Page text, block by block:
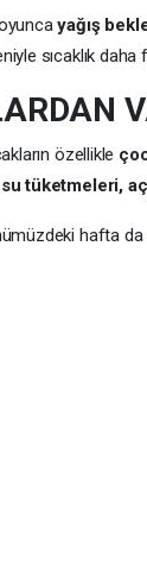
yağış
sıcaklık daha
özellikle
su tüketmeleri,
hafta